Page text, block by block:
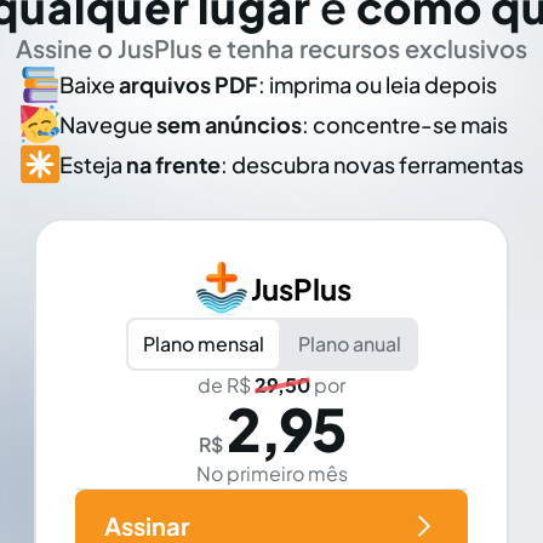
Assine o JusPlus e tenha recursos exclusivos
Baixearquivos PDF: imprima ou leia depois
Naveguesem anúncios: concentre-se mais
Esteja na frente: descubra novas ferramentas
JusPlus
Plano mensal
Plano anual
de R$29,50por
R$ 2,95
No primeiro mês
Assinar